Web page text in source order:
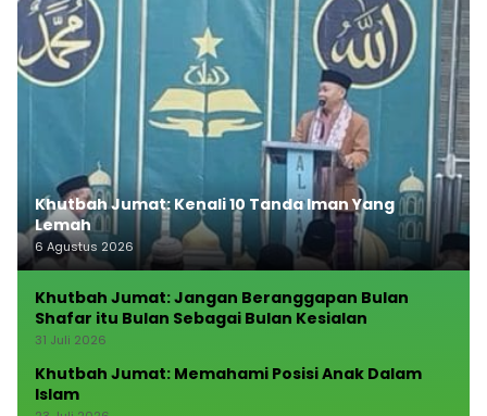
Khutbah Jumat: Kenali 10 Tanda Iman Yang
Lemah
6 Agustus 2026
Khutbah Jumat: Jangan Beranggapan Bulan
Shafar itu Bulan Sebagai Bulan Kesialan
31 Juli 2026
Khutbah Jumat: Memahami Posisi Anak Dalam
Islam